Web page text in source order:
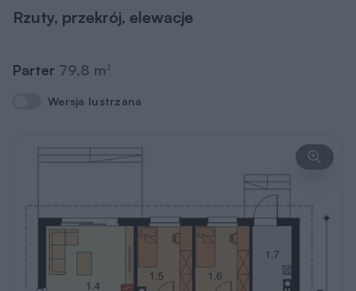
Rzuty, przekrój, elewacje
Parter 79,8 m2
Wersja lustrzana
Wersja lustrzana